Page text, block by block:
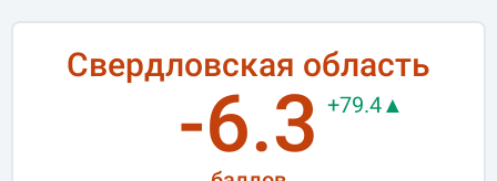
Свердловская область
-6.3 +79.4▲